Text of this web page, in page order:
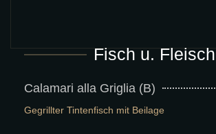
Fisch u. Fleisch
Calamari alla Griglia (B)
Gegrillter Tintenfisch mit Beilage